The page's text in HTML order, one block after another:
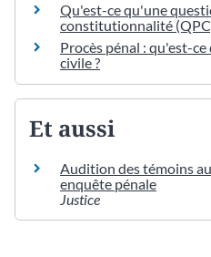
Qu'est-ce qu'une
constitutionnalité
Procès pénal : qu'est-
civile ?
Et aussi
Audition des témoins
enquête pénale
Justice